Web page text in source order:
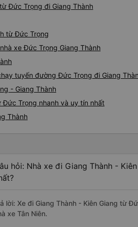
Đức Trọng đi Giang Thành
từ Đức Trọng
xe Đức Trọng Giang Thành
tuyến đường Đức Trọng đi Giang
- Giang Thành
Trọng nhanh và uy tín nhất
Thành
hỏi: Nhà xe đi Giang Thành -
lời: Xe đi Giang Thành - Kiên Giang từ
xe Tân Niên.